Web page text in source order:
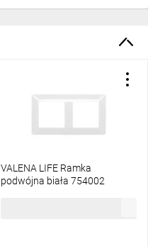
VALENA LIFE Ramka
podwójna biała 754002